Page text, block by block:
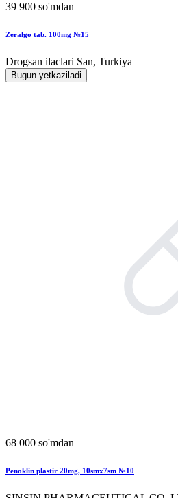
39 900 so'mdan
Zeralgo tab. 100mg №15
Drogsan ilaclari San, Turkiya
Bugun yetkaziladi
68 000 so'mdan
Penoklin plastir 20mg, 10smx7sm №10